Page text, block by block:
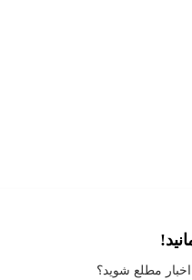
Application error: a client
-
اخبار مطلع شوید؟